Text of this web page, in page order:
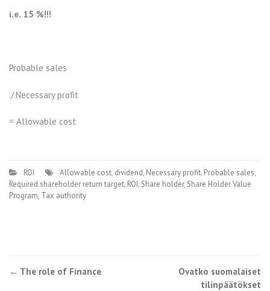
i.e. 15 %!!!
Probable sales
./.Necessary profit
= Allowable cost
ROI Allowable cost, dividend, Necessary profit, Probable sales,
Required shareholder return target, ROI, Share holder, Share Holder Value
Program, Tax authority
← The role of Finance
Ovatko suomalaiset
tilinpäätökset